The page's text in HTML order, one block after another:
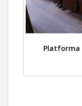
Platforma